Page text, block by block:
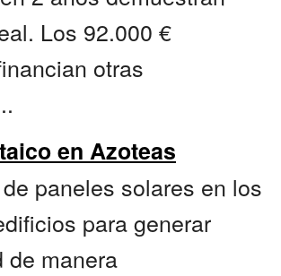
Los 92.000 €
otras
en Azoteas
paneles solares en los
para generar
de manera